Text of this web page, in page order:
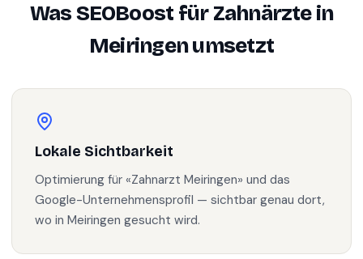
Was SEOBoost fürZahnärztein
Meiringenumsetzt
Lokale Sichtbarkeit
Optimierung für «Zahnarzt Meiringen» und das
Google-Unternehmensprofil — sichtbar genau dort,
wo in Meiringen gesucht wird.